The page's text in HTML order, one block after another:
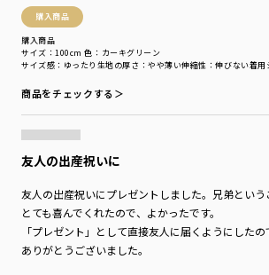
購入商品
購入商品
サイズ感 ：ゆったり 生地の厚さ ：やや薄い伸縮性 ：伸びない着用
サイズ：100cm 色：カーキグリーン
商品をチェックする＞
友人の出産祝いに
友人の出産祝いにプレゼントしました。兄弟とい
とても喜んでくれたので、よかったです。
「プレゼント」として直接友人に届くようにした
ありがとうございました。